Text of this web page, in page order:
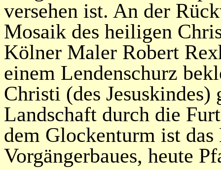
versehen ist. An der
Mosaik des heiligen
Kölner Maler Robert
einem Lendenschurz
Christi (des
Landschaft durch die
dem Glockenturm ist
Vorgängerbaues, heute